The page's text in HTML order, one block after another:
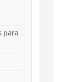
para